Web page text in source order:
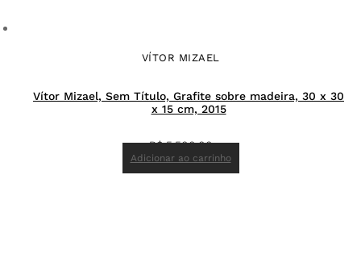
VÍTOR MIZAEL
Vítor Mizael, Sem Título, Grafite sobre madeira, 30 x 30
x 15 cm, 2015
R$5.500,00
Adicionar ao carrinho